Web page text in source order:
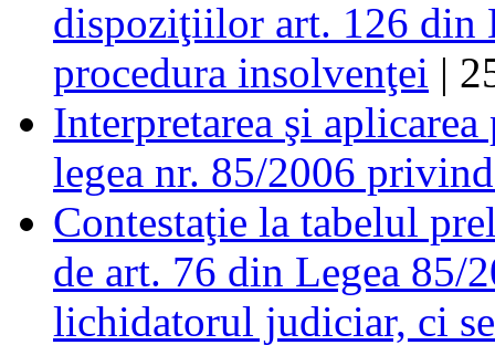
dispoziţiilor art. 126 din
procedura insolvenţei |
Interpretarea şi
legea nr. 85/2006
Contestaţie la tabelul
de art. 76 din Legea 85/
lichidatorul judiciar, ci